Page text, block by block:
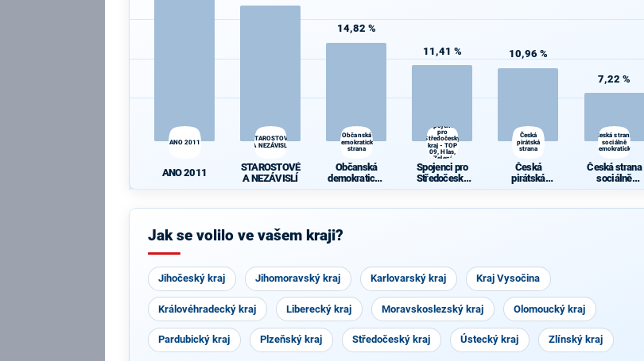
ANO 2011
ANO 2011
STAROSTOVÉ
A NEZÁVISLÍ
STAROSTOVÉ
A NEZÁVISLÍ
14,82 %
Občanská
demokratická
strana
Občanská
demokratická
11,41 %
Spojenci
pro
Středočeský
kraj - TOP
09, Hlas,
Zelení
Spojenci pro
Středočeský
10,96 %
Česká
pirátská
strana
Česká
pirátská
7,22 %
Česká strana
sociálně
demokratická
Česká strana
sociálně
demokratická
Jak se volilo ve vašem kraji?
Jihočeský kraj Jihomoravský kraj Karlovarský kraj Kraj Vysočina
Královéhradecký kraj Liberecký kraj Moravskoslezský kraj Olomoucký kraj
Pardubický kraj Plzeňský kraj Středočeský kraj Ústecký kraj Zlínský kraj